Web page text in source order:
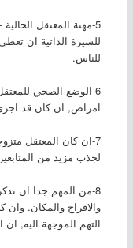
5-مهنة المعتقل
للسيرة الذاتية ان
للناس.
6-الوضع الصحي
امراض, ان كان قد
7-ان كان المعتقل
لجذب مزيد من
8-من المهم جدا ان
والافراج والمكان.
التهم الموجهة اليه,